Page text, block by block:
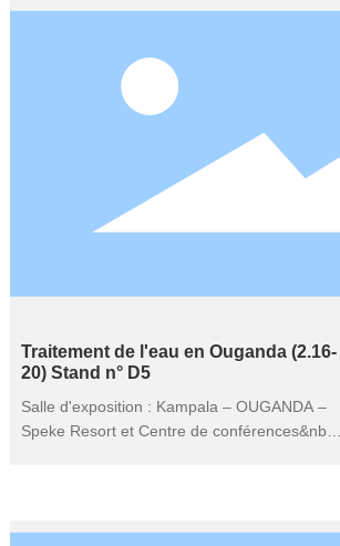
Traitement de l'eau en Ouganda (2.16-
20) Stand n° D5
Salle d'exposition : Kampala – OUGANDA –
Speke Resort et Centre de conférences&nbsp;